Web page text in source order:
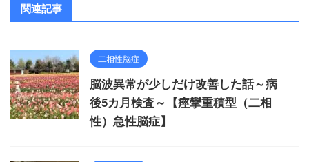
関連記事
二相性脳症
脳波異常が少しだけ改善した話～病
後5カ月検査～【痙攣重積型（二相
性）急性脳症】